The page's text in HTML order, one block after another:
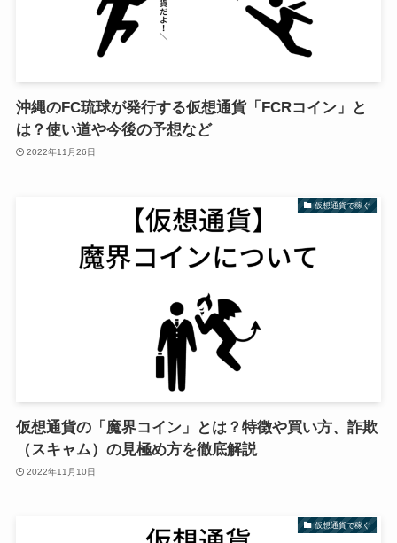
沖縄のFC琉球が発行する仮想通貨「FCRコイン」と
は？使い道や今後の予想など
2022年11月26日
仮想通貨で稼ぐ
仮想通貨の「魔界コイン」とは？特徴や買い方、詐欺
（スキャム）の見極め方を徹底解説
2022年11月10日
仮想通貨で稼ぐ